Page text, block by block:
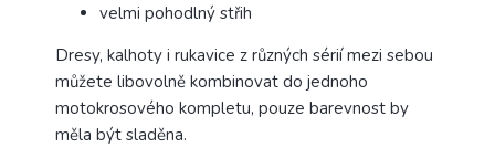
velmi pohodlný střih
Dresy, kalhoty i rukavice z různých sérií mezi sebou
můžete libovolně kombinovat do jednoho
motokrosového kompletu, pouze barevnost by
měla být sladěna.